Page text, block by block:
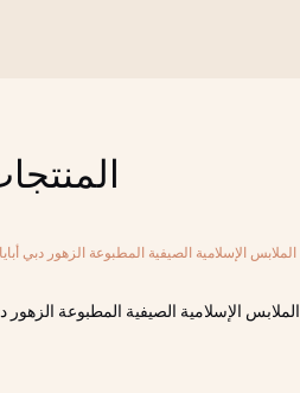
الملابس الإسلامية الصيفية المطبوعة الزهور